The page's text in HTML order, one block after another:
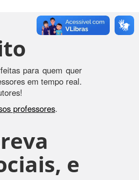
para quem quer
em tempo real.
professores.
e